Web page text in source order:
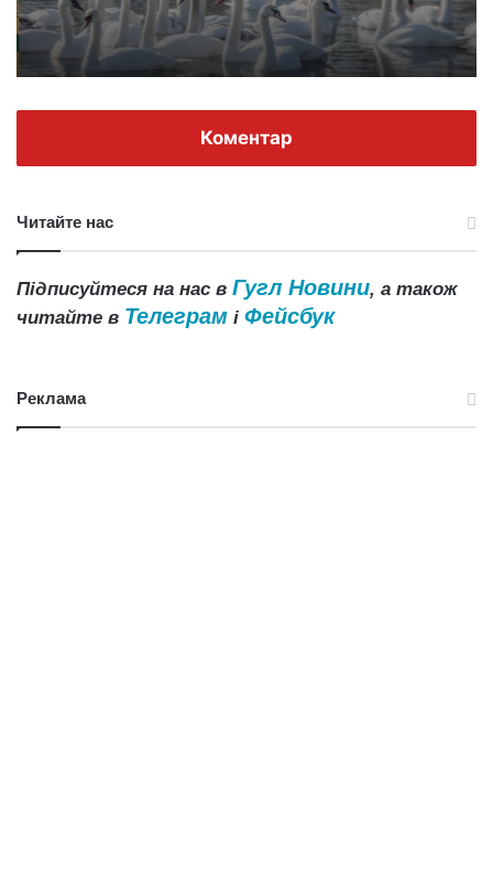
Коментар
Читайте нас
Підписуйтеся на нас в Гугл Новини, а також
читайте в Телеграм і Фейсбук
Реклама